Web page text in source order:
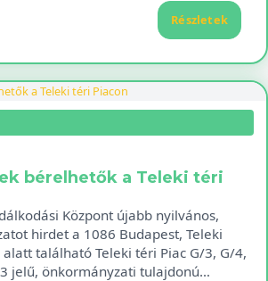
Részletek
bérelhetők a Teleki téri
Központ újabb nyilvános,
hirdet a 1086 Budapest, Teleki
alatt található Teleki téri Piac G/3, G/4,
jelű, önkormányzati tulajdonú…